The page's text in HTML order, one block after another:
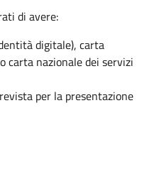
di avere:
digitale), carta
carta nazionale dei servizi
per la presentazione